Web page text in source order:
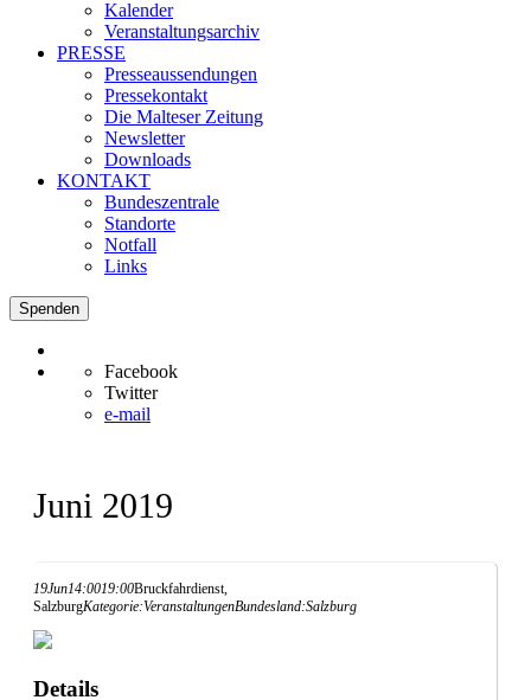
Kalender
Veranstaltungsarchiv
PRESSE
Presseaussendungen
Pressekontakt
Die Malteser Zeitung
Newsletter
Downloads
KONTAKT
Bundeszentrale
Standorte
Notfall
Links
Spenden
Facebook
Twitter
e-mail
Juni 2019
19Jun14:0019:00Bruckfahrdienst,
SalzburgKategorie:VeranstaltungenBundesland:Salzburg
Details